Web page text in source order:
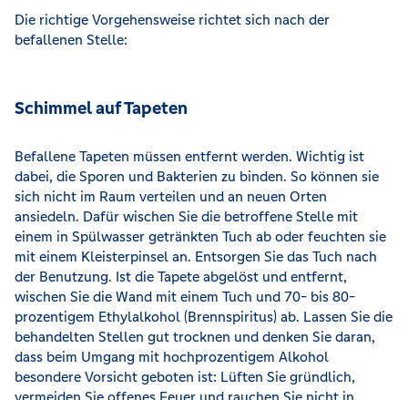
Die richtige Vorgehensweise richtet sich nach der
befallenen Stelle:
Schimmel auf Tapeten
Befallene Tapeten müssen entfernt werden. Wichtig ist
dabei, die Sporen und Bakterien zu binden. So können sie
sich nicht im Raum verteilen und an neuen Orten
ansiedeln. Dafür wischen Sie die betroffene Stelle mit
einem in Spülwasser getränkten Tuch ab oder feuchten sie
mit einem Kleisterpinsel an. Entsorgen Sie das Tuch nach
der Benutzung. Ist die Tapete abgelöst und entfernt,
wischen Sie die Wand mit einem Tuch und 70- bis 80-
prozentigem Ethylalkohol (Brennspiritus) ab. Lassen Sie die
behandelten Stellen gut trocknen und denken Sie daran,
dass beim Umgang mit hochprozentigem Alkohol
besondere Vorsicht geboten ist: Lüften Sie gründlich,
vermeiden Sie offenes Feuer und rauchen Sie nicht in